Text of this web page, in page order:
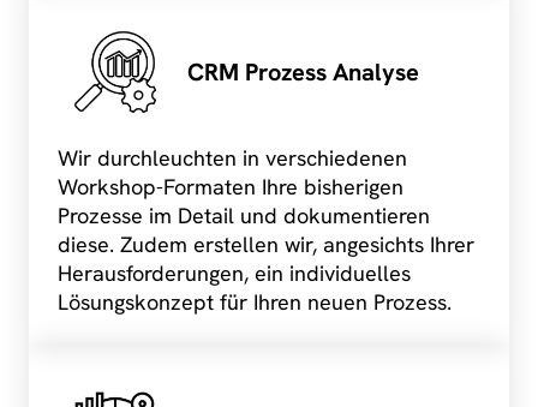
CRM Prozess Analyse
Wir durchleuchten in verschiedenen
Workshop-Formaten Ihre bisherigen
Prozesse im Detail und dokumentieren
diese. Zudem erstellen wir, angesichts Ihrer
Herausforderungen, ein individuelles
Lösungskonzept für Ihren neuen Prozess.